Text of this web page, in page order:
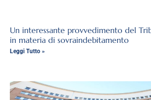
Un interessante provvedimento del
in materia di sovraindebitamento
Leggi Tutto »